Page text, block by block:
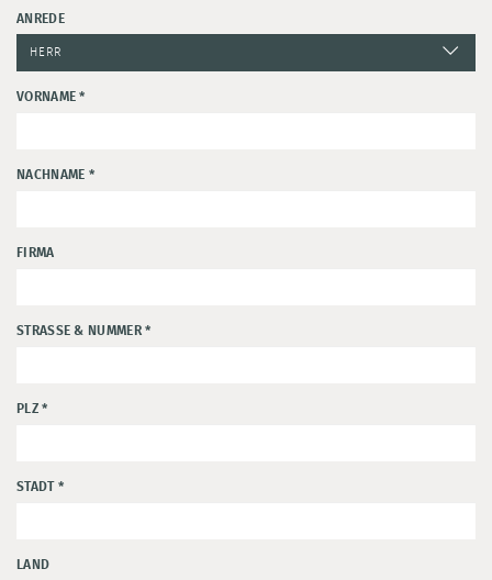
ANREDE
VORNAME*
NACHNAME *
FIRMA
STRASSE & NUMMER*
PLZ*
STADT *
LAND